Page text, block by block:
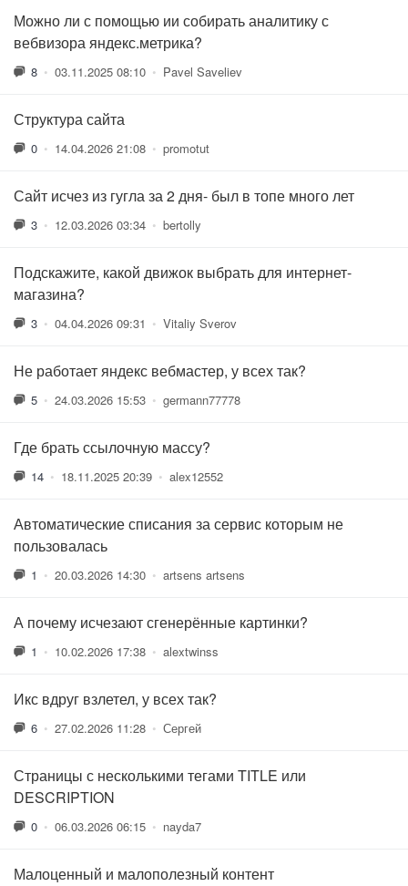
Можно ли с помощью ии собирать аналитику с
вебвизора яндекс.метрика?
8 • 03.11.2025 08:10 • Pavel Saveliev
Структура сайта
0 • 14.04.2026 21:08 • promotut
Сайт исчез из гугла за 2 дня- был в топе много лет
3 • 12.03.2026 03:34 • bertolly
Подскажите, какой движок выбрать для интернет-
магазина?
3 • 04.04.2026 09:31 • Vitaliy Sverov
Не работает яндекс вебмастер, у всех так?
5 • 24.03.2026 15:53 • germann77778
Где брать ссылочную массу?
14 • 18.11.2025 20:39 • alex12552
Автоматические списания за сервис которым не
пользовалась
1 • 20.03.2026 14:30 • artsens artsens
А почему исчезают сгенерённые картинки?
1 • 10.02.2026 17:38 • alextwinss
Икс вдруг взлетел, у всех так?
6 • 27.02.2026 11:28 • Сергей
Страницы с несколькими тегами TITLE или
DESCRIPTION
0 • 06.03.2026 06:15 • nayda7
Малоценный и малополезный контент